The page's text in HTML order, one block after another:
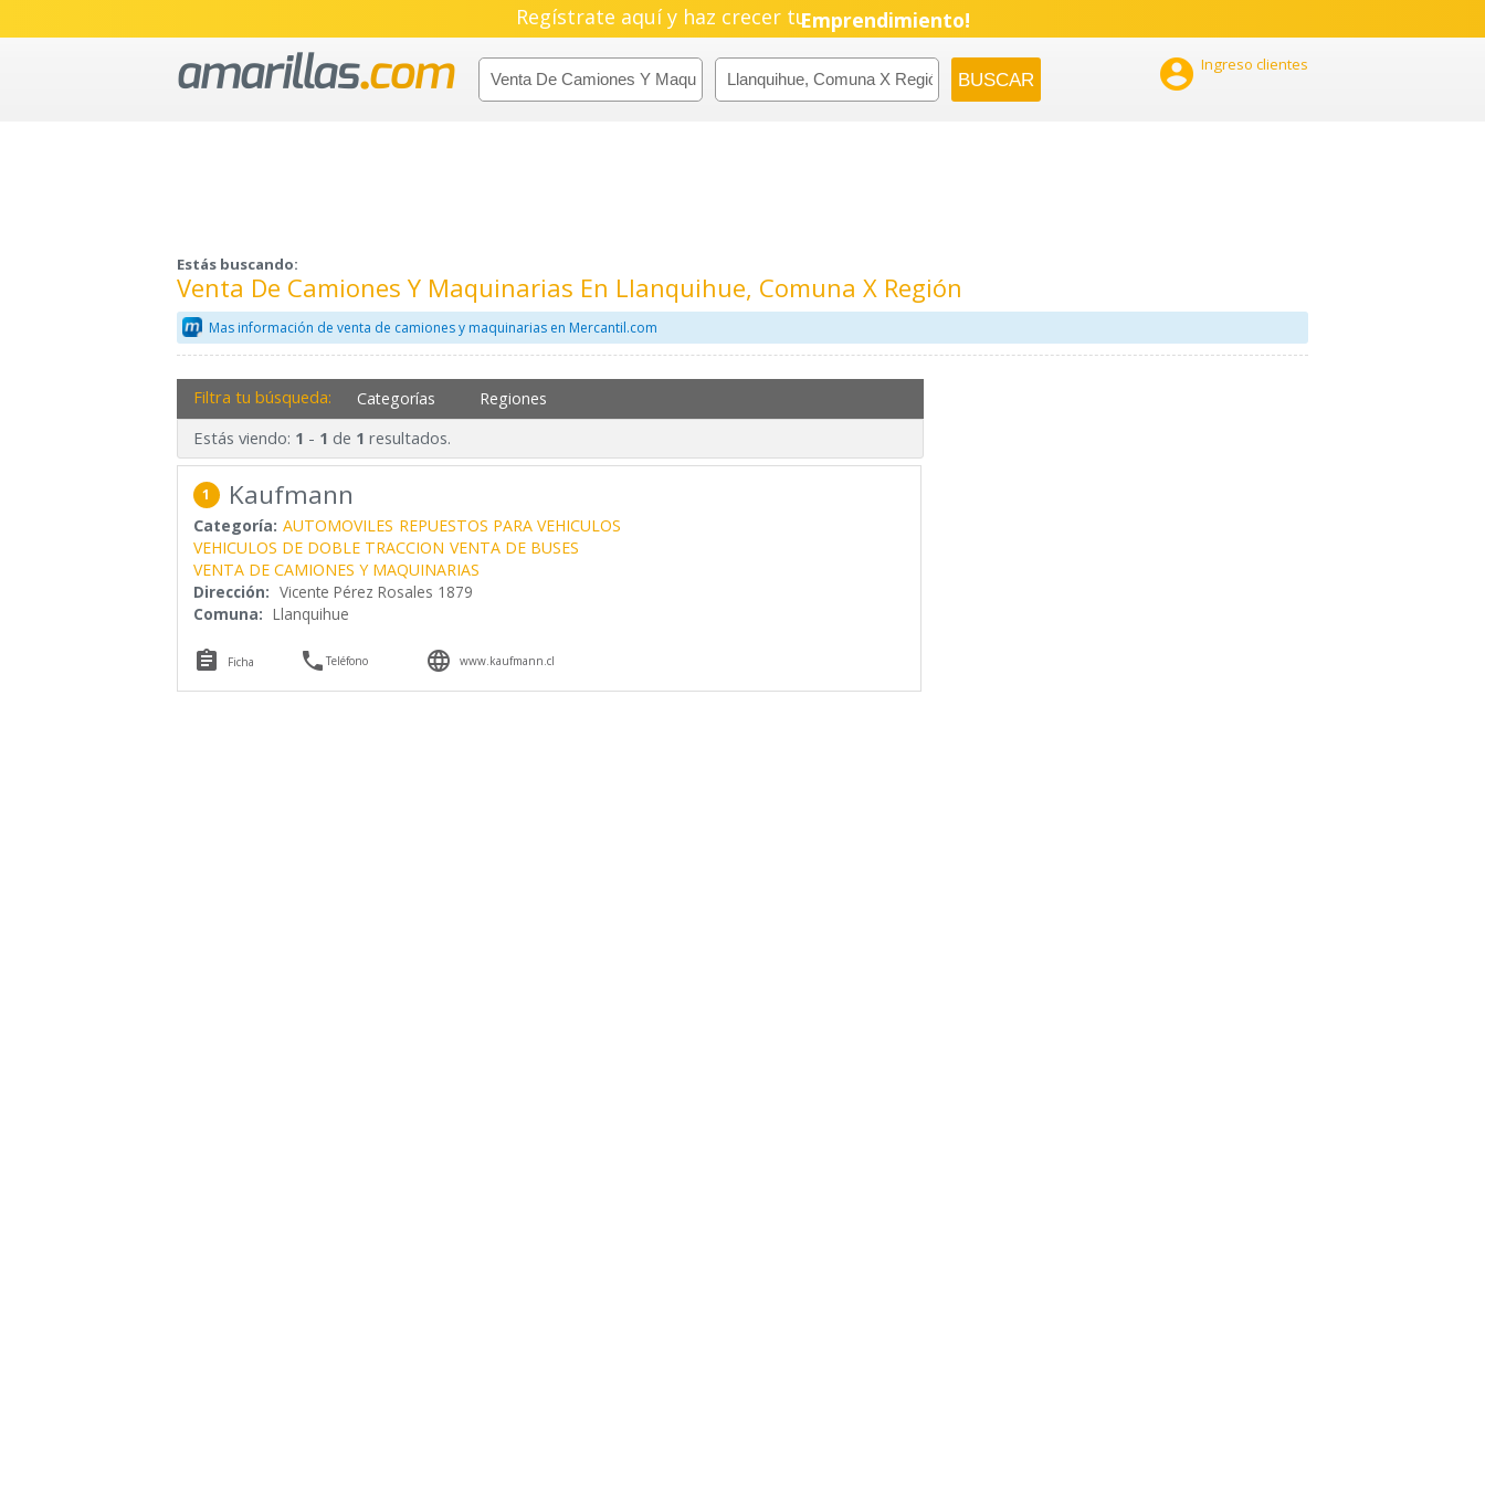
Regístrate aquí y haz crecer tuPyme!
Emprendimiento!
 Ingreso clientes
Estás buscando:
Venta De Camiones Y Maquinarias En Llanquihue, Comuna X Región
Mas información de venta de camiones y maquinarias en Mercantil.com
Filtra tu búsqueda: Categorías Regiones
Estás viendo: 1 - 1 de 1 resultados.
1 Kaufmann
Categoría: AUTOMOVILES REPUESTOS PARA VEHICULOS
VEHICULOS DE DOBLE TRACCION VENTA DE BUSES
VENTA DE CAMIONES Y MAQUINARIAS
Dirección: Vicente Pérez Rosales 1879
Comuna: Llanquihue
 Ficha Teléfono  www.kaufmann.cl